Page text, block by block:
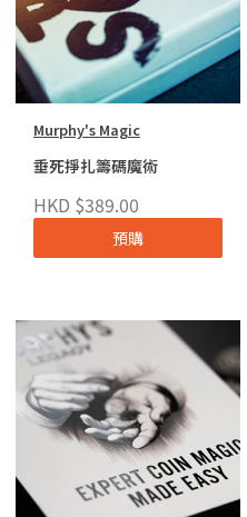
Murphy's Magic
垂死掙扎籌碼魔術
HKD $389.00
預購